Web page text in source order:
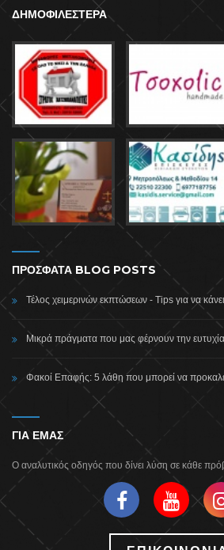
ΔΗΜΟΦΙΛΕΣΤΕΡΑ
ΠΡΟΣΦΑΤΑ BLOG POSTS
Τέλος χειμερινών εκπτώσεων - Tips για να
Μικρά πράγματα που μας φέρνουν την
Φακοί Επαφής: 5 λάθη που μπορεί να
ΓΙΑ ΕΜΑΣ
Ο αναλυτικός οδηγός που δίνει λύση σε κάθε